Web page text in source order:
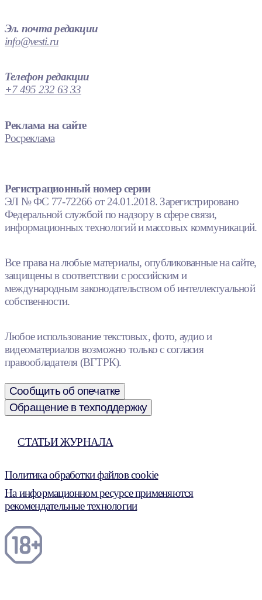
Эл. почта редакции
info@vesti.ru
Телефон редакции
+7 495 232 63 33
Реклама на сайте
Росреклама
Регистрационный номер серии
ЭЛ № ФС 77-72266 от 24.01.2018. Зарегистрировано
Федеральной службой по надзору в сфере связи,
информационных технологий и массовых коммуникаций.
Все права на любые материалы, опубликованные на сайте,
защищены в соответствии с российским и
международным законодательством об интеллектуальной
собственности.
Любое использование текстовых, фото, аудио и
видеоматериалов возможно только с согласия
правообладателя (ВГТРК).
Сообщить об опечатке
Обращение в техподдержку
СТАТЬИ ЖУРНАЛА
Политика обработки файлов cookie
На информационном ресурсе применяются
рекомендательные технологии